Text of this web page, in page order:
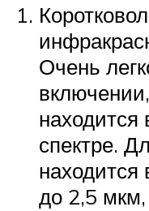
Очень
спектре.
находится
до 2,5